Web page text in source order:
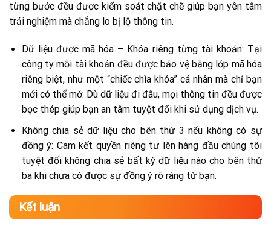
từng bước đều được kiểm soát chặt chẽ giúp bạn yên tâm
trải nghiệm mà chẳng lo bị lộ thông tin.
Dữ liệu được mã hóa – Khóa riêng từng tài khoản: Tại
công ty mỗi tài khoản đều được bảo vệ bằng lớp mã hóa
riêng biệt, như một “chiếc chìa khóa” cá nhân mà chỉ bạn
mới có thể mở. Dù dữ liệu đi đâu, mọi thông tin đều được
bọc thép giúp bạn an tâm tuyệt đối khi sử dụng dịch vụ.
Không chia sẻ dữ liệu cho bên thứ 3 nếu không có sự
đồng ý: Cam kết quyền riêng tư lên hàng đầu chúng tôi
tuyệt đối không chia sẻ bất kỳ dữ liệu nào cho bên thứ
ba khi chưa có được sự đồng ý rõ ràng từ bạn.
Kết luận